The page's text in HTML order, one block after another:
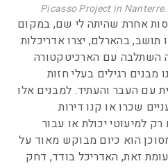
Picasso Project in
אחרת שהיתה לי שם, במקום
בהארלם, יצרו אדריכלות
השתלבה עם הארכיטקטורה
מבנים רגילים בעלי חזות
עם העבר והעתיד. למבנים אלו
שכרו או קנו דירות
למיעוטי יכולת או עבור
הוא כיום מבוקש מאוד על
זאת, האדריכל בודד, דחק